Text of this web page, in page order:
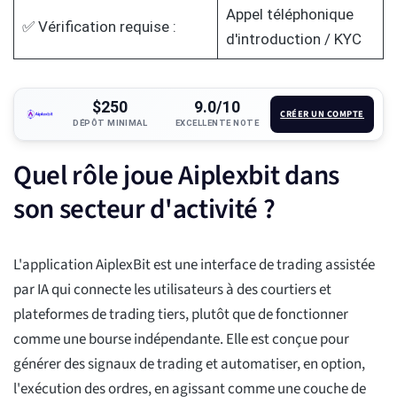
✅ Vérification requise :
Appel téléphonique
d'introduction / KYC
$250
DÉPÔT MINIMAL
9.0/10
EXCELLENTE NOTE
CRÉER UN COMPTE
Quel rôle joue Aiplexbit dans
son secteur d'activité ?
L'application AiplexBit est une interface de trading assistée
par IA qui connecte les utilisateurs à des courtiers et
plateformes de trading tiers, plutôt que de fonctionner
comme une bourse indépendante. Elle est conçue pour
générer des signaux de trading et automatiser, en option,
l'exécution des ordres, en agissant comme une couche de